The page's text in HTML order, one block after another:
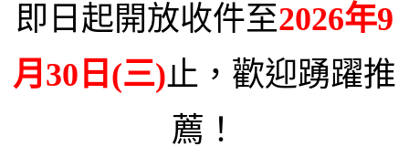
即日起開放收件至2026年9
月30日(三)止，歡迎踴躍推
薦！